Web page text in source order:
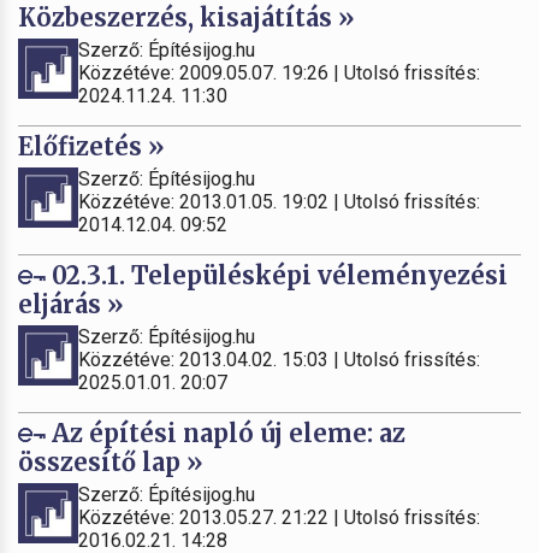
Közbeszerzés, kisajátítás »
Szerző: Építésijog.hu
Közzétéve: 2009.05.07. 19:26 | Utolsó frissítés:
2024.11.24. 11:30
Előfizetés »
Szerző: Építésijog.hu
Közzétéve: 2013.01.05. 19:02 | Utolsó frissítés:
2014.12.04. 09:52
02.3.1. Településképi véleményezési
eljárás »
Szerző: Építésijog.hu
Közzétéve: 2013.04.02. 15:03 | Utolsó frissítés:
2025.01.01. 20:07
Az építési napló új eleme: az
összesítő lap »
Szerző: Építésijog.hu
Közzétéve: 2013.05.27. 21:22 | Utolsó frissítés:
2016.02.21. 14:28